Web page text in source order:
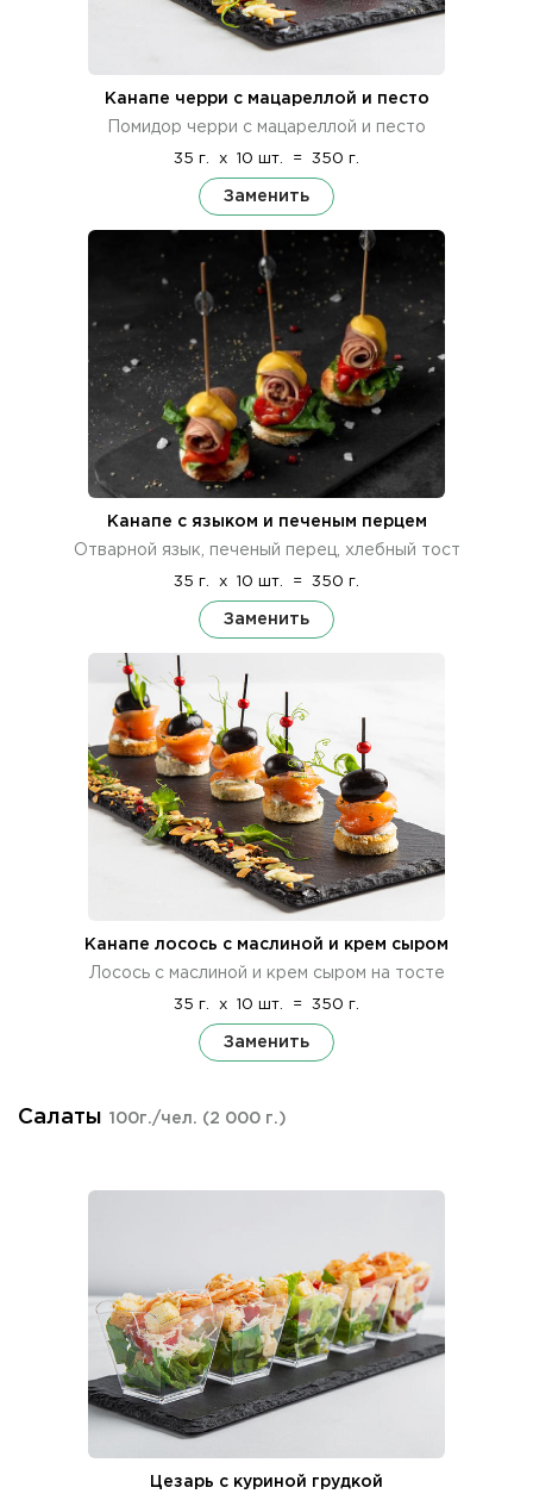
Канапе черри с мацареллой и песто
Помидор черри с мацареллой и песто
35 г. x 10 шт. = 350 г.
Заменить
Канапе с языком и печеным перцем
Отварной язык, печеный перец, хлебный тост
35 г. x 10 шт. = 350 г.
Заменить
Канапе лосось с маслиной и крем сыром
Лосось с маслиной и крем сыром на тосте
35 г. x 10 шт. = 350 г.
Заменить
Салаты 100г./чел. (2 000 г.)
Цезарь с куриной грудкой